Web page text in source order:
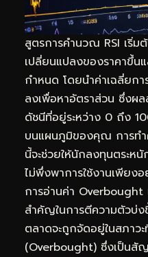
สูตรการคำนวณ RSI เริ่ม
เปลี่ยนแปลงของราคาขึ้นแ
กำหนด โดยนำค่าเฉลี่ยก
ลงเพื่อหาอัตราส่วน ซึ่งผ
ดัชนีที่อยู่ระหว่าง 0 ถึง
บนแผนภูมิของคุณ การทำ
นี้จะช่วยให้นักลงทุนตระห
ไม่พึ่งพาการใช้งานเพียง
การอ่านค่า Overbought
สำคัญในการตีความตัวบ่
ตลาดจะถูกจัดอยู่ในสภาว
(Overbought) ซึ่งเป็นสั